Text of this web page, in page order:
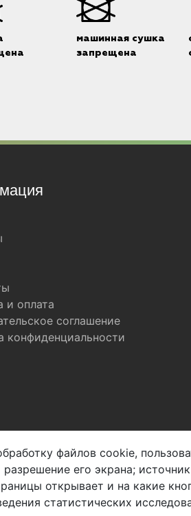
машинная сушка
запрещена
и оплата
соглашение
конфиденциальности
сетяхфайлов cookie,
его экрана;
открывает и на какие
статистических